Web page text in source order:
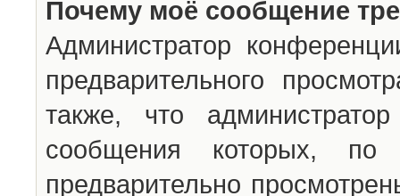
Почему моё сообщение
Администратор
предварительного
также, что
сообщения которых,
предварительно